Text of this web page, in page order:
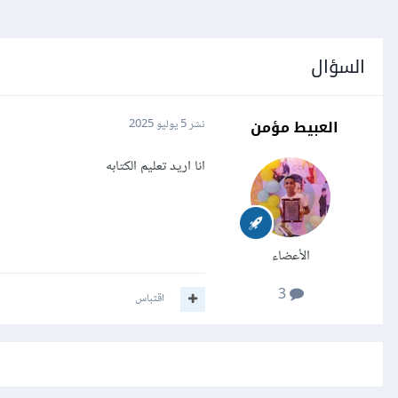
السؤال
العبيط مؤمن
الأعضاء
3
نشر5 يوليو 2025
انا اريد تعليم الكتابه
اقتباس